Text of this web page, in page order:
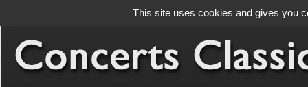
This site uses cookies and gives you